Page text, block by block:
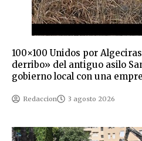
100×100 Unidos por
derribo» del antiguo asilo
gobierno local con una
Redaccion 3 agosto 2026